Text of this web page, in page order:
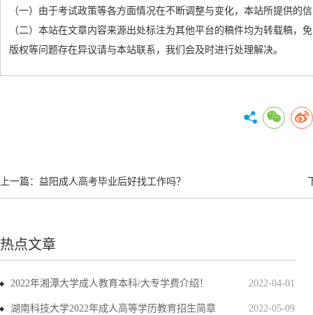
（一）由于考试政策等各方面情况在不断调整与变化，本站所提供的
（二）本站在文章内容来源出处标注为其他平台的稿件均为转载稿
版权等问题存在异议请与本站联系，我们会及时进行处理解决。
上一篇： 益阳成人高考毕业后好找工作吗？
热点文章
2022-04-01
2022年湘潭大学成人教育本科/大专学费介绍！
2022-05-09
湖南科技大学2022年成人高等学历教育招生简章